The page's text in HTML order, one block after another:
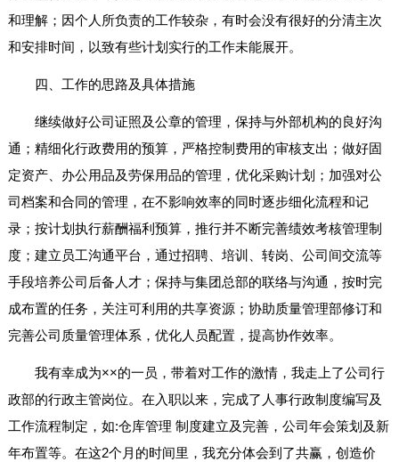
和理解；因个人所负责的工作较杂，有时会没有很好的分清主次
和安排时间，以致有些计划实行的工作未能展开。
四、工作的思路及具体措施
继续做好公司证照及公章的管理，保持与外部机构的良好沟
通；精细化行政费用的预算，严格控制费用的审核支出；做好固
定资产、办公用品及劳保用品的管理，优化采购计划；加强对公
司档案和合同的管理，在不影响效率的同时逐步细化流程和记
录；按计划执行薪酬福利预算，推行并不断完善绩效考核管理制
度；建立员工沟通平台，通过招聘、培训、转岗、公司间交流等
手段培养公司后备人才；保持与集团总部的联络与沟通，按时完
成布置的任务，关注可利用的共享资源；协助质量管理部修订和
完善公司质量管理体系，优化人员配置，提高协作效率。
我有幸成为××的一员，带着对工作的激情，我走上了公司行
政部的行政主管岗位。在入职以来，完成了人事行政制度编写及
工作流程制定，如:仓库管理 制度建立及完善，公司年会策划及新
年布置等。在这2个月的时间里，我充分体会到了共赢，创造价